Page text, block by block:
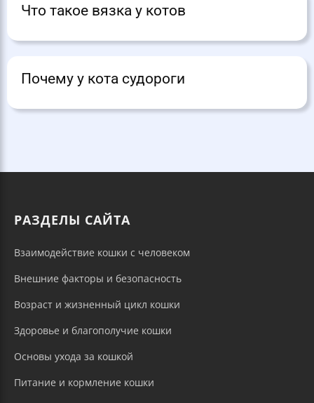
Что такое вязка у котов
Почему у кота судороги
РАЗДЕЛЫ САЙТА
Взаимодействие кошки с человеком
Внешние факторы и безопасность
Возраст и жизненный цикл кошки
Здоровье и благополучие кошки
Основы ухода за кошкой
Питание и кормление кошки